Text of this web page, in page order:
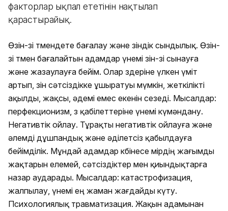
факторлар ықпал ететінін нақтылап
қарастырайық.
Өзін-өзі төмендете бағалау және өзіндік сындылық. Өзін-
өзі төмен бағалайтын адамдар үнемі өзін-өзі сынауға
және жазаулауға бейім. Олар өздеріне үлкен үміт
артып, өзін сәтсіздікке ұшыратуы мүмкін, жеткілікті
ақылды, жақсы, әдемі емес екенін сезеді. Мысалдар:
перфекционизм, өз қабілеттеріне үнемі күмәндану.
Негативтік ойлау. Тұрақты негативтік ойлауға және
әлемді дұшпандық және әділетсіз қабылдауға
бейімділік. Мұндай адамдар көбінесе өмірдің жағымды
жақтарын елемей, сәтсіздіктер мен қиындықтарға
назар аударады. Мысалдар: катастрофизация,
жалпылау, үнемі ең жаман жағдайды күту.
Психологиялық травматизация. Жақын адамынан